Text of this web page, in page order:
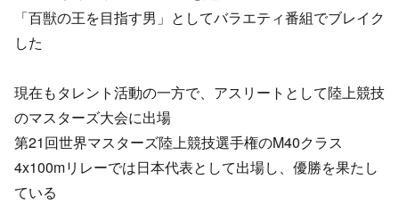
「百獣の王を目指す男」としてバラエティ番組でブレイク
した
現在もタレント活動の一方で、アスリートとして陸上競技
のマスターズ大会に出場
第21回世界マスターズ陸上競技選手権のM40クラス
4x100mリレーでは日本代表として出場し、優勝を果たし
ている